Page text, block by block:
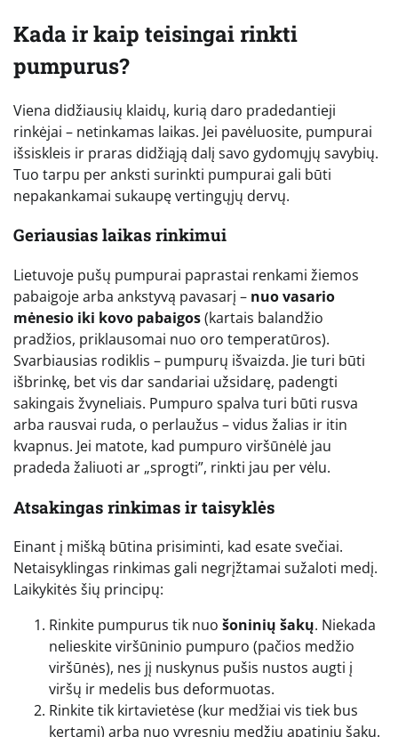
Kada ir kaip teisingai rinkti
pumpurus?
Viena didžiausių klaidų, kurią daro pradedantieji
rinkėjai – netinkamas laikas. Jei pavėluosite, pumpurai
išsiskleis ir praras didžiąją dalį savo gydomųjų savybių.
Tuo tarpu per anksti surinkti pumpurai gali būti
nepakankamai sukaupę vertingųjų dervų.
Geriausias laikas rinkimui
Lietuvoje pušų pumpurai paprastai renkami žiemos
pabaigoje arba ankstyvą pavasarį – nuo vasario
mėnesio iki kovo pabaigos(kartais balandžio
pradžios, priklausomai nuo oro temperatūros).
Svarbiausias rodiklis – pumpurų išvaizda. Jie turi būti
išbrinkę, bet vis dar sandariai užsidarę, padengti
sakingais žvyneliais. Pumpuro spalva turi būti rusva
arba rausvai ruda, o perlaužus – vidus žalias ir itin
kvapnus. Jei matote, kad pumpuro viršūnėlė jau
pradeda žaliuoti ar „sprogti”, rinkti jau per vėlu.
Atsakingas rinkimas ir taisyklės
Einant į mišką būtina prisiminti, kad esate svečiai.
Netaisyklingas rinkimas gali negrįžtamai sužaloti medį.
Laikykitės šių principų:
Rinkite pumpurus tik nuo šoninių šakų. Niekada
nelieskite viršūninio pumpuro (pačios medžio
viršūnės), nes jį nuskynus pušis nustos augti į
viršų ir medelis bus deformuotas.
Rinkite tik kirtavietėse (kur medžiai vis tiek bus
kertami) arba nuo vyresnių medžių apatinių šakų.